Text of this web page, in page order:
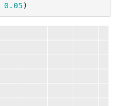
0.05 )